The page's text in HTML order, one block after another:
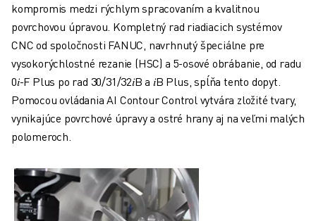
kompromis medzi rýchlym spracovaním a kvalitnou
povrchovou úpravou. Kompletný rad riadiacich systémov
CNC od spoločnosti FANUC, navrhnutý špeciálne pre
vysokorýchlostné rezanie (HSC) a 5-osové obrábanie, od radu
0𝑖-F Plus po rad 30/31/32𝑖B a 𝑖B Plus, spĺňa tento dopyt.
Pomocou ovládania AI Contour Control vytvára zložité tvary,
vynikajúce povrchové úpravy a ostré hrany aj na veľmi malých
polomeroch.